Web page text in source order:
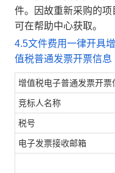
件。因故重新采购的
可在帮助中心获取。
4.5文件费用一律开具
值税普通发票开票信息
增值税电子普通发票开票
竞标人名称
税号
电子发票接收邮箱